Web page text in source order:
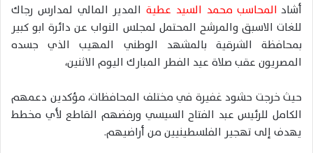
أشاد المحاسب محمد السيد عطية المدير المالي لمدارس رجاك
للغات الاسبق والمرشح المحتمل لمجلس النواب عن دائرة ابو كبير
بمحافظة الشرقية بالمشهد الوطني المهيب الذي جسده
المصريون عقب صلاة عيد الفطر المبارك اليوم الاثنين،
حيث خرجت حشود غفيرة في مختلف المحافظات، مؤكدين دعمهم
الكامل للرئيس عبد الفتاح السيسي ورفضهم القاطع لأي مخطط
يهدف إلى تهجير الفلسطينيين من أراضيهم.